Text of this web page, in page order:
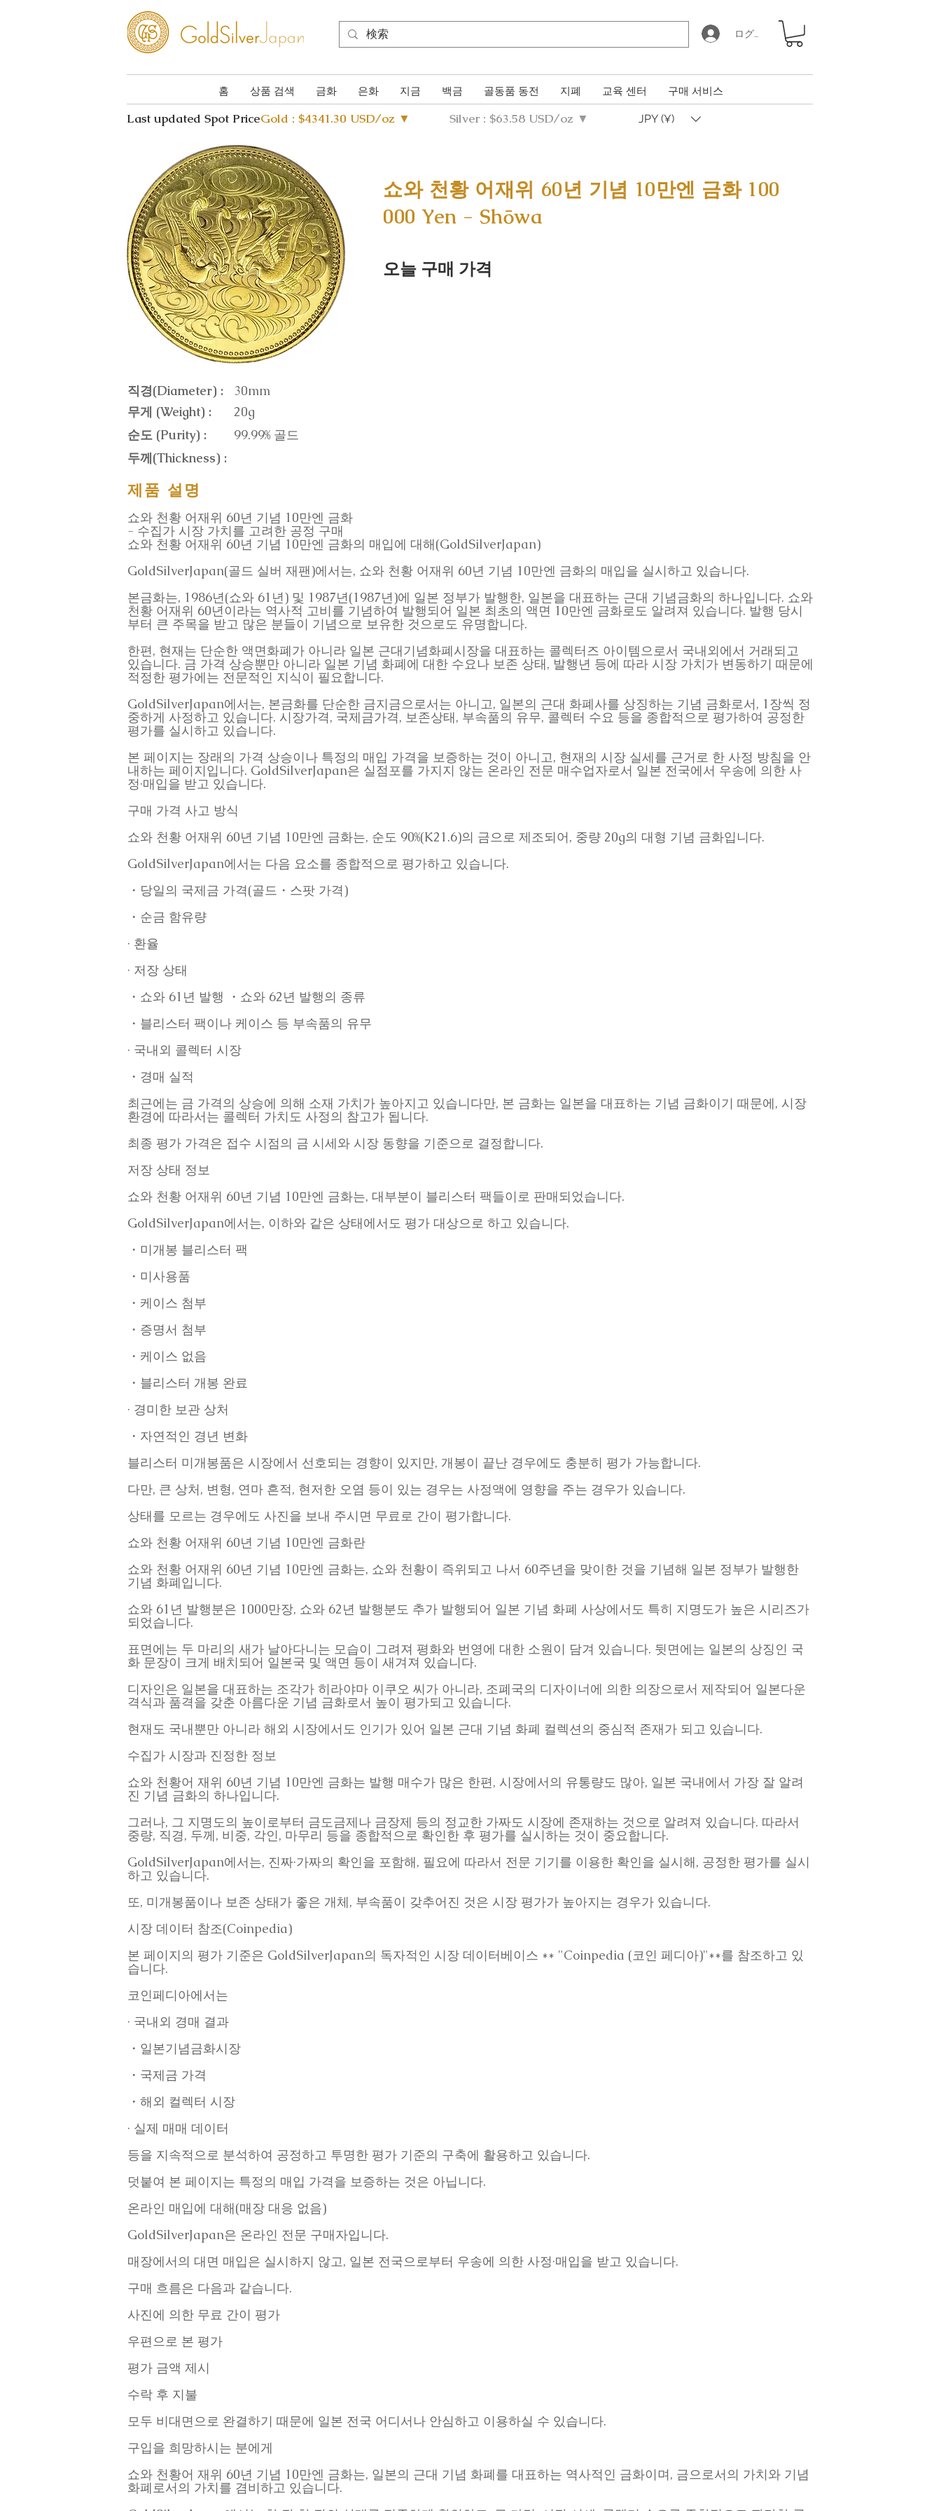
ログイン
홈 상품 검색 금화 은화 지금 백금 골동품 동전 지폐 교육 센터 구매 서비스
Last updated Spot PriceGold : $4341.30 USD/oz ▼ Silver : $63.58 USD/oz ▼ JPY (¥)
쇼와 천황 어재위 60년 기념 10만엔 금화 100
000 Yen - Shōwa
오늘 구매 가격
직경(Diameter) :
30mm
무게 (Weight) :
20g
순도 (Purity) :
99.99% 골드
두께(Thickness) :
제품 설명
쇼와 천황 어재위 60년 기념 10만엔 금화
- 수집가 시장 가치를 고려한 공정 구매
쇼와 천황 어재위 60년 기념 10만엔 금화의 매입에 대해(GoldSilverJapan)
GoldSilverJapan(골드 실버 재팬)에서는, 쇼와 천황 어재위 60년 기념 10만엔 금화의 매입을 실시하고 있습니다.
본금화는, 1986년(쇼와 61년) 및 1987년(1987년)에 일본 정부가 발행한, 일본을 대표하는 근대 기념금화의 하나입니다. 쇼와
천황 어재위 60년이라는 역사적 고비를 기념하여 발행되어 일본 최초의 액면 10만엔 금화로도 알려져 있습니다. 발행 당시
부터 큰 주목을 받고 많은 분들이 기념으로 보유한 것으로도 유명합니다.
한편, 현재는 단순한 액면화폐가 아니라 일본 근대기념화폐시장을 대표하는 콜렉터즈 아이템으로서 국내외에서 거래되고
있습니다. 금 가격 상승뿐만 아니라 일본 기념 화폐에 대한 수요나 보존 상태, 발행년 등에 따라 시장 가치가 변동하기 때문에
적정한 평가에는 전문적인 지식이 필요합니다.
GoldSilverJapan에서는, 본금화를 단순한 금지금으로서는 아니고, 일본의 근대 화폐사를 상징하는 기념 금화로서, 1장씩 정
중하게 사정하고 있습니다. 시장가격, 국제금가격, 보존상태, 부속품의 유무, 콜렉터 수요 등을 종합적으로 평가하여 공정한
평가를 실시하고 있습니다.
본 페이지는 장래의 가격 상승이나 특정의 매입 가격을 보증하는 것이 아니고, 현재의 시장 실세를 근거로 한 사정 방침을 안
내하는 페이지입니다. GoldSilverJapan은 실점포를 가지지 않는 온라인 전문 매수업자로서 일본 전국에서 우송에 의한 사
정·매입을 받고 있습니다.
구매 가격 사고 방식
쇼와 천황 어재위 60년 기념 10만엔 금화는, 순도 90%(K21.6)의 금으로 제조되어, 중량 20g의 대형 기념 금화입니다.
GoldSilverJapan에서는 다음 요소를 종합적으로 평가하고 있습니다.
・당일의 국제금 가격(골드・스팟 가격)
・순금 함유량
· 환율
· 저장 상태
・쇼와 61년 발행 ・쇼와 62년 발행의 종류
・블리스터 팩이나 케이스 등 부속품의 유무
· 국내외 콜렉터 시장
・경매 실적
최근에는 금 가격의 상승에 의해 소재 가치가 높아지고 있습니다만, 본 금화는 일본을 대표하는 기념 금화이기 때문에, 시장
환경에 따라서는 콜렉터 가치도 사정의 참고가 됩니다.
최종 평가 가격은 접수 시점의 금 시세와 시장 동향을 기준으로 결정합니다.
저장 상태 정보
쇼와 천황 어재위 60년 기념 10만엔 금화는, 대부분이 블리스터 팩들이로 판매되었습니다.
GoldSilverJapan에서는, 이하와 같은 상태에서도 평가 대상으로 하고 있습니다.
・미개봉 블리스터 팩
・미사용품
・케이스 첨부
・증명서 첨부
・케이스 없음
・블리스터 개봉 완료
· 경미한 보관 상처
・자연적인 경년 변화
블리스터 미개봉품은 시장에서 선호되는 경향이 있지만, 개봉이 끝난 경우에도 충분히 평가 가능합니다.
다만, 큰 상처, 변형, 연마 흔적, 현저한 오염 등이 있는 경우는 사정액에 영향을 주는 경우가 있습니다.
상태를 모르는 경우에도 사진을 보내 주시면 무료로 간이 평가합니다.
쇼와 천황 어재위 60년 기념 10만엔 금화란
쇼와 천황 어재위 60년 기념 10만엔 금화는, 쇼와 천황이 즉위되고 나서 60주년을 맞이한 것을 기념해 일본 정부가 발행한
기념 화폐입니다.
쇼와 61년 발행분은 1000만장, 쇼와 62년 발행분도 추가 발행되어 일본 기념 화폐 사상에서도 특히 지명도가 높은 시리즈가
되었습니다.
표면에는 두 마리의 새가 날아다니는 모습이 그려져 평화와 번영에 대한 소원이 담겨 있습니다. 뒷면에는 일본의 상징인 국
화 문장이 크게 배치되어 일본국 및 액면 등이 새겨져 있습니다.
디자인은 일본을 대표하는 조각가 히라야마 이쿠오 씨가 아니라, 조폐국의 디자이너에 의한 의장으로서 제작되어 일본다운
격식과 품격을 갖춘 아름다운 기념 금화로서 높이 평가되고 있습니다.
현재도 국내뿐만 아니라 해외 시장에서도 인기가 있어 일본 근대 기념 화폐 컬렉션의 중심적 존재가 되고 있습니다.
수집가 시장과 진정한 정보
쇼와 천황어 재위 60년 기념 10만엔 금화는 발행 매수가 많은 한편, 시장에서의 유통량도 많아, 일본 국내에서 가장 잘 알려
진 기념 금화의 하나입니다.
그러나, 그 지명도의 높이로부터 금도금제나 금장제 등의 정교한 가짜도 시장에 존재하는 것으로 알려져 있습니다. 따라서
중량, 직경, 두께, 비중, 각인, 마무리 등을 종합적으로 확인한 후 평가를 실시하는 것이 중요합니다.
GoldSilverJapan에서는, 진짜·가짜의 확인을 포함해, 필요에 따라서 전문 기기를 이용한 확인을 실시해, 공정한 평가를 실시
하고 있습니다.
또, 미개봉품이나 보존 상태가 좋은 개체, 부속품이 갖추어진 것은 시장 평가가 높아지는 경우가 있습니다.
시장 데이터 참조(Coinpedia)
본 페이지의 평가 기준은 GoldSilverJapan의 독자적인 시장 데이터베이스 ** "Coinpedia (코인 페디아)"**를 참조하고 있
습니다.
코인페디아에서는
· 국내외 경매 결과
・일본기념금화시장
・국제금 가격
・해외 컬렉터 시장
· 실제 매매 데이터
등을 지속적으로 분석하여 공정하고 투명한 평가 기준의 구축에 활용하고 있습니다.
덧붙여 본 페이지는 특정의 매입 가격을 보증하는 것은 아닙니다.
온라인 매입에 대해(매장 대응 없음)
GoldSilverJapan은 온라인 전문 구매자입니다.
매장에서의 대면 매입은 실시하지 않고, 일본 전국으로부터 우송에 의한 사정·매입을 받고 있습니다.
구매 흐름은 다음과 같습니다.
사진에 의한 무료 간이 평가
우편으로 본 평가
평가 금액 제시
수락 후 지불
모두 비대면으로 완결하기 때문에 일본 전국 어디서나 안심하고 이용하실 수 있습니다.
구입을 희망하시는 분에게
쇼와 천황어 재위 60년 기념 10만엔 금화는, 일본의 근대 기념 화폐를 대표하는 역사적인 금화이며, 금으로서의 가치와 기념
화폐로서의 가치를 겸비하고 있습니다.